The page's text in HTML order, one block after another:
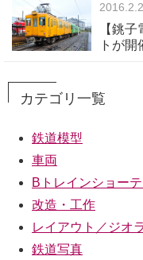
【銚
トが開
カテゴリ一覧
鉄道模型
車両
Bトレインショー
改造・工作
レイアウト／ジオ
鉄道写真